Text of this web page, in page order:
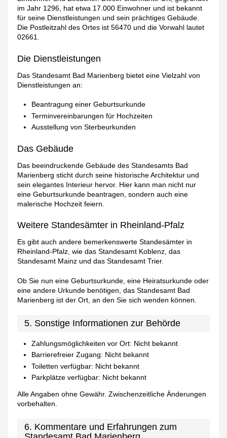
im Jahr 1296, hat etwa 17.000 Einwohner und ist bekannt
für seine Dienstleistungen und sein prächtiges Gebäude.
Die Postleitzahl des Ortes ist 56470 und die Vorwahl lautet
02661.
Die Dienstleistungen
Das Standesamt Bad Marienberg bietet eine Vielzahl von
Dienstleistungen an:
Beantragung einer Geburtsurkunde
Terminvereinbarungen für Hochzeiten
Ausstellung von Sterbeurkunden
Das Gebäude
Das beeindruckende Gebäude des Standesamts Bad
Marienberg sticht durch seine historische Architektur und
sein elegantes Interieur hervor. Hier kann man nicht nur
eine Geburtsurkunde beantragen, sondern auch eine
malerische Hochzeit feiern.
Weitere Standesämter in Rheinland-Pfalz
Es gibt auch andere bemerkenswerte Standesämter in
Rheinland-Pfalz, wie das Standesamt Koblenz, das
Standesamt Mainz und das Standesamt Trier.
Ob Sie nun eine Geburtsurkunde, eine Heiratsurkunde oder
eine andere Urkunde benötigen, das Standesamt Bad
Marienberg ist der Ort, an den Sie sich wenden können.
5. Sonstige Informationen zur Behörde
Zahlungsmöglichkeiten vor Ort: Nicht bekannt
Barrierefreier Zugang: Nicht bekannt
Toiletten verfügbar: Nicht bekannt
Parkplätze verfügbar: Nicht bekannt
Alle Angaben ohne Gewähr. Zwischenzeitliche Änderungen
vorbehalten.
6. Kommentare und Erfahrungen zum